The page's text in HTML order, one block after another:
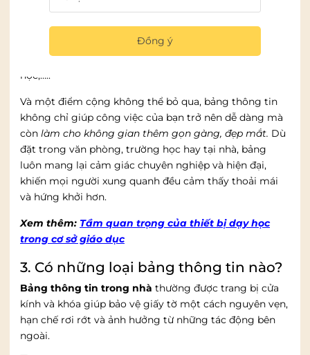
Bảng còn cực kỳ đa năng, được dùng trong nhiều
không gia với đa dạng các loại bảng.
công ty, bảng thông tin tòa nhà, bảng thông tin lớp
học,…..
Và một điểm cộng không thể bỏ qua, bảng thông tin
không chỉ giúp công việc của bạn trở nên dễ dàng mà
còn làm cho không gian thêm gọn gàng, đẹp mắt. Dù
đặt trong văn phòng, trường học hay tại nhà, bảng
luôn mang lại cảm giác chuyên nghiệp và hiện đại,
khiến mọi người xung quanh đều cảm thấy thoải mái
và hứng khởi hơn.
Xem thêm: Tầm quan trọng của thiết bị dạy học
trong cơ sở giáo dục
3. Có những loại bảng thông tin nào?
Bảng thông tin trong nhà thường được trang bị cửa
kính và khóa giúp bảo vệ giấy tờ một cách nguyên vẹn,
hạn chế rơi rớt và ảnh hưởng từ những tác động bên
ngoài.
Đồng ý